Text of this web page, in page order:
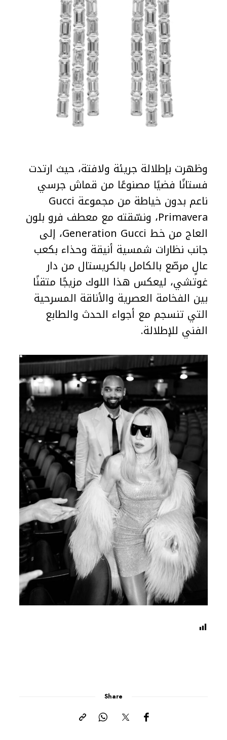
وظهرت بإطلالة جريئة ولافتة، حيث ارتدت
فستانًا فضيًا مصنوعًا من قماش جرسي
ناعم بدون خياطة من مجموعة Gucci
Primavera، ونسّقته مع معطف فرو بلون
العاج من خط Generation Gucci، إلى
جانب نظارات شمسية أنيقة وحذاء بكعب
عالٍ مرصّع بالكامل بالكريستال من دار
غوتشي، ليعكس هذا اللوك مزيجًا متقنًا
بين الفخامة العصرية والأناقة المسرحية
التي تنسجم مع أجواء الحدث والطابع
الفني للإطلالة.
Share